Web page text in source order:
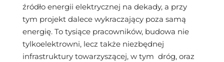
źródło energii elektrycznej na dekady, a przy
tym projekt dalece wykraczający poza samą
energię. To tysiące pracowników, budowa nie
tylkoelektrowni, lecz także niezbędnej
infrastruktury towarzyszącej, w tym dróg, oraz